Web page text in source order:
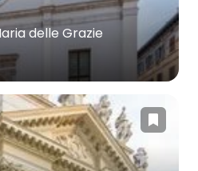
delle Grazie